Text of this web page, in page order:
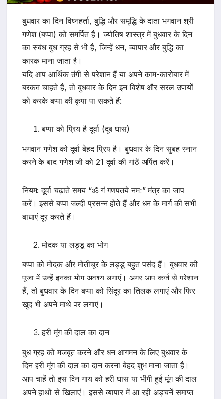
बुधवार का दिन विघ्नहर्ता, बुद्धि और समृद्धि के दाता भगवान श्री
गणेश (बप्पा) को समर्पित है। ज्योतिष शास्त्र में बुधवार के दिन
का संबंध बुध ग्रह से भी है, जिन्हें धन, व्यापार और बुद्धि का
कारक माना जाता है।
यदि आप आर्थिक तंगी से परेशान हैं या अपने काम-कारोबार में
बरकत चाहते हैं, तो बुधवार के दिन इन विशेष और सरल उपायों
को करके बप्पा की कृपा पा सकते हैं:
बप्पा को प्रिय है दूर्वा (दूब घास)
भगवान गणेश को दूर्वा बेहद प्रिय है। बुधवार के दिन सुबह स्नान
करने के बाद गणेश जी को 21 दूर्वा की गांठें अर्पित करें।
नियम: दूर्वा चढ़ाते समय “ॐ गं गणपतये नमः” मंत्र का जाप
करें। इससे बप्पा जल्दी प्रसन्न होते हैं और धन के मार्ग की सभी
बाधाएं दूर करते हैं।
मोदक या लड्डू का भोग
बप्पा को मोदक और मोतीचूर के लड्डू बहुत पसंद हैं। बुधवार की
पूजा में उन्हें इनका भोग अवश्य लगाएं। अगर आप कर्ज से परेशान
हैं, तो बुधवार के दिन बप्पा को सिंदूर का तिलक लगाएं और फिर
खुद भी अपने माथे पर लगाएं।
हरी मूंग की दाल का दान
बुध ग्रह को मजबूत करने और धन आगमन के लिए बुधवार के
दिन हरी मूंग की दाल का दान करना बेहद शुभ माना जाता है।
आप चाहें तो इस दिन गाय को हरी घास या भीगी हुई मूंग की दाल
अपने हाथों से खिलाएं। इससे व्यापार में आ रही अड़चनें समाप्त